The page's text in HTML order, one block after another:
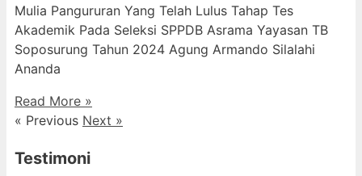
Mulia Pangururan Yang Telah Lulus Tahap Tes
Akademik Pada Seleksi SPPDB Asrama Yayasan TB
Soposurung Tahun 2024 Agung Armando Silalahi
⁠Ananda
Read More »
« Previous Next »
Testimoni